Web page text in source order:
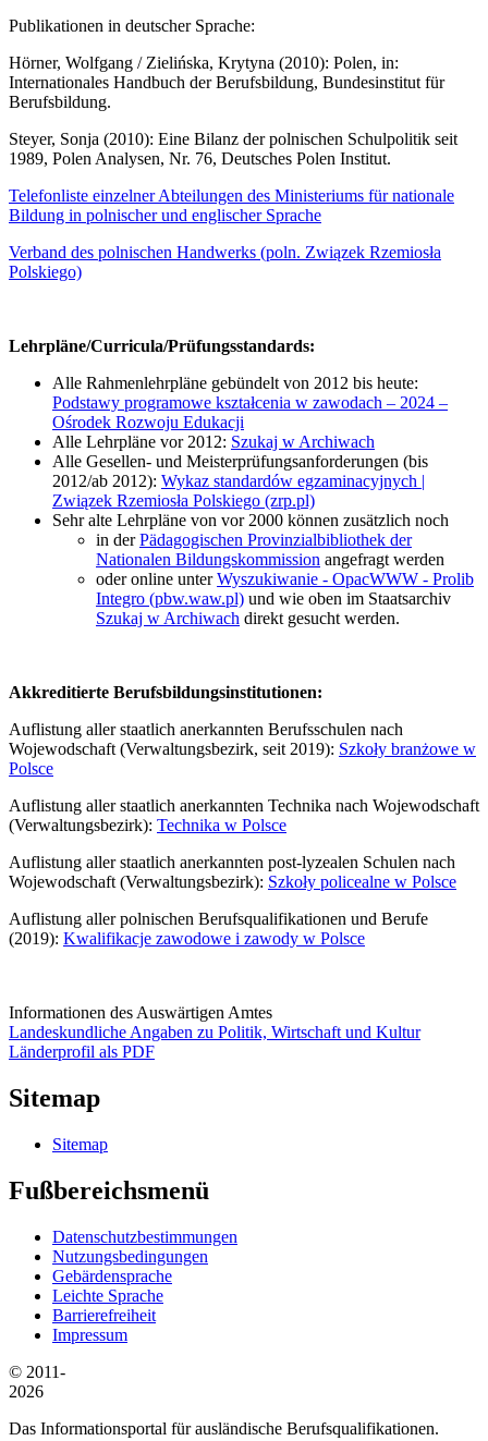
Publikationen in deutscher Sprache:
Hörner, Wolfgang / Zielińska, Krytyna (2010): Polen, in:
Internationales Handbuch der Berufsbildung, Bundesinstitut für
Berufsbildung.
Steyer, Sonja (2010): Eine Bilanz der polnischen Schulpolitik seit
1989, Polen Analysen, Nr. 76, Deutsches Polen Institut.
Telefonliste einzelner Abteilungen des Ministeriums für nationale
Bildung in polnischer und englischer Sprache
Verband des polnischen Handwerks (poln. Związek Rzemiosła
Polskiego)
Lehrpläne/Curricula/Prüfungsstandards:
Alle Rahmenlehrpläne gebündelt von 2012 bis heute:
Podstawy programowe kształcenia w zawodach – 2024 –
Ośrodek Rozwoju Edukacji
Alle Lehrpläne vor 2012: Szukaj w Archiwach
Alle Gesellen- und Meisterprüfungsanforderungen (bis
2012/ab 2012): Wykaz standardów egzaminacyjnych |
Związek Rzemiosła Polskiego (zrp.pl)
Sehr alte Lehrpläne von vor 2000 können zusätzlich noch
in derPädagogischen Provinzialbibliothek der
Nationalen Bildungskommission angefragt werden
oder online unterWyszukiwanie - OpacWWW - Prolib
Integro (pbw.waw.pl) und wie oben im Staatsarchiv
Szukaj w Archiwach direkt gesucht werden.
Akkreditierte Berufsbildungsinstitutionen:
Auflistung aller staatlich anerkannten Berufsschulen nach
Wojewodschaft (Verwaltungsbezirk, seit 2019): Szkoły branżowe w
Polsce
Auflistung aller staatlich anerkannten Technika nach Wojewodschaft
(Verwaltungsbezirk): Technika w Polsce
Auflistung aller staatlich anerkannten post-lyzealen Schulen nach
Wojewodschaft (Verwaltungsbezirk): Szkoły policealne w Polsce
Auflistung aller polnischen Berufsqualifikationen und Berufe
(2019): Kwalifikacje zawodowe i zawody w Polsce
Informationen des Auswärtigen Amtes
Landeskundliche Angaben zu Politik, Wirtschaft und Kultur
Länderprofil als PDF
Sitemap
Sitemap
Fußbereichsmenü
Datenschutzbestimmungen
Nutzungsbedingungen
Gebärdensprache
Leichte Sprache
Barrierefreiheit
Impressum
© 2011-
2026
Das Informationsportal für ausländische Berufsqualifikationen.